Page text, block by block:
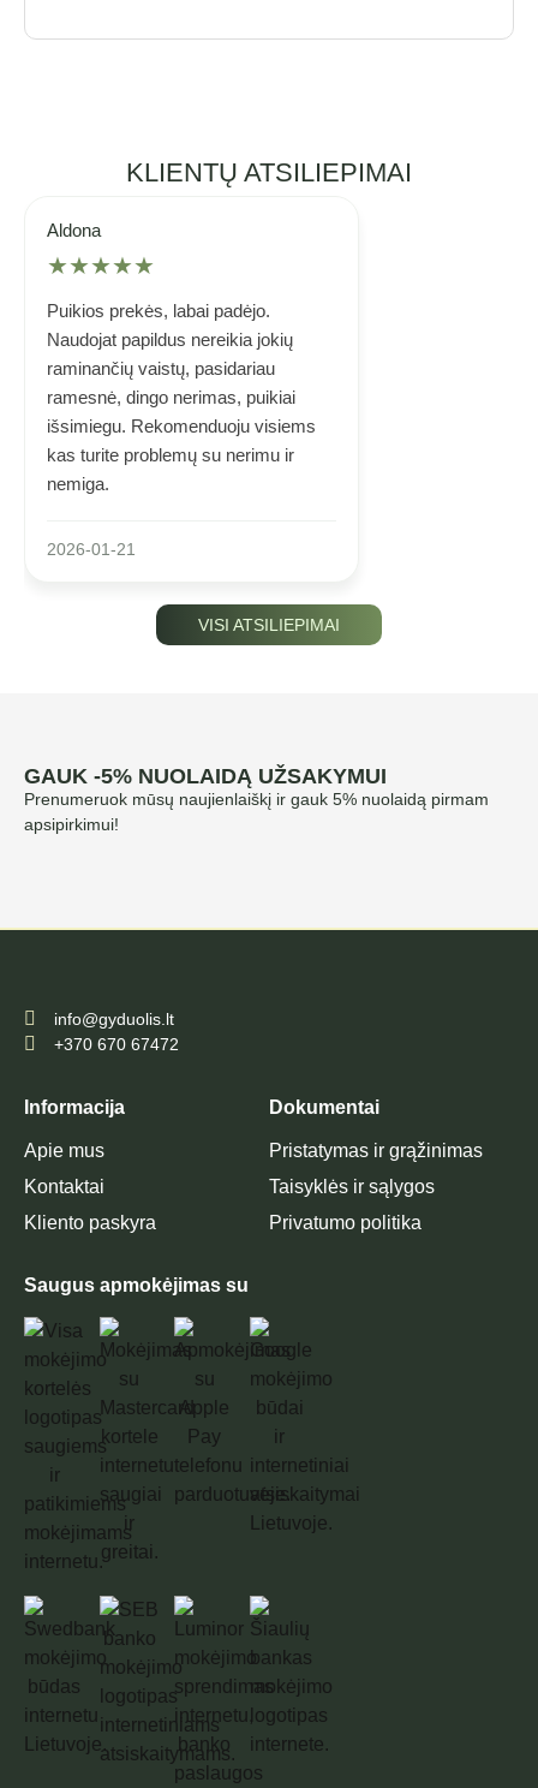
KLIENTŲ ATSILIEPIMAI
Aldona
★★★★★
Puikios prekės, labai padėjo.
Naudojat papildus nereikia jokių
raminančių vaistų, pasidariau
ramesnė, dingo nerimas, puikiai
išsimiegu. Rekomenduoju visiems
kas turite problemų su nerimu ir
nemiga.
2026-01-21
VISI ATSILIEPIMAI
GAUK -5% NUOLAIDĄ UŽSAKYMUI
Prenumeruok mūsų naujienlaiškį ir gauk 5% nuolaidą pirmam
apsipirkimui!
info@gyduolis.lt
+370 670 67472
Informacija
Apie mus
Kontaktai
Kliento paskyra
Dokumentai
Pristatymas ir grąžinimas
Taisyklės ir sąlygos
Privatumo politika
Saugus apmokėjimas su